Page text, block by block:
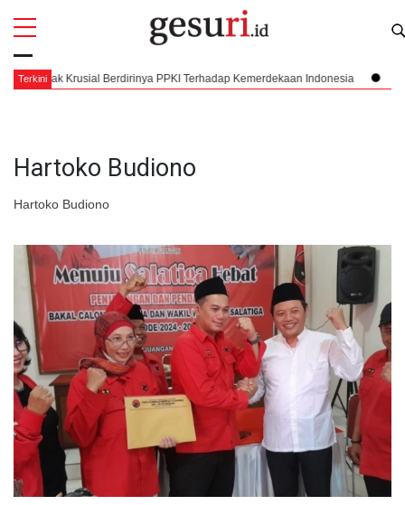
Terkini
Krusial Berdirinya PPKI Terhadap Kemerdekaan Indonesia
Hartoko Budiono
Hartoko Budiono
All